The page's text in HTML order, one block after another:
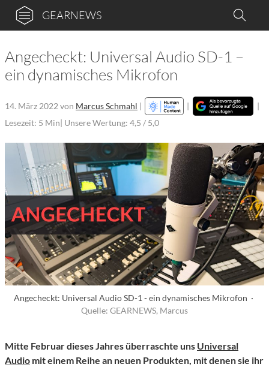
GEARNEWS
Angecheckt: Universal Audio SD-1 –
ein dynamisches Mikrofon
14. März 2022 von Marcus Schmahl | |
|
Lesezeit: 5 Min| Unsere Wertung: 4,5 / 5,0
Angecheckt: Universal Audio SD-1 - ein dynamisches Mikrofon ·
Quelle: GEARNEWS, Marcus
Mitte Februar dieses Jahres überraschte uns Universal
Audio mit einem Reihe an neuen Produkten, mit denen sie ihr